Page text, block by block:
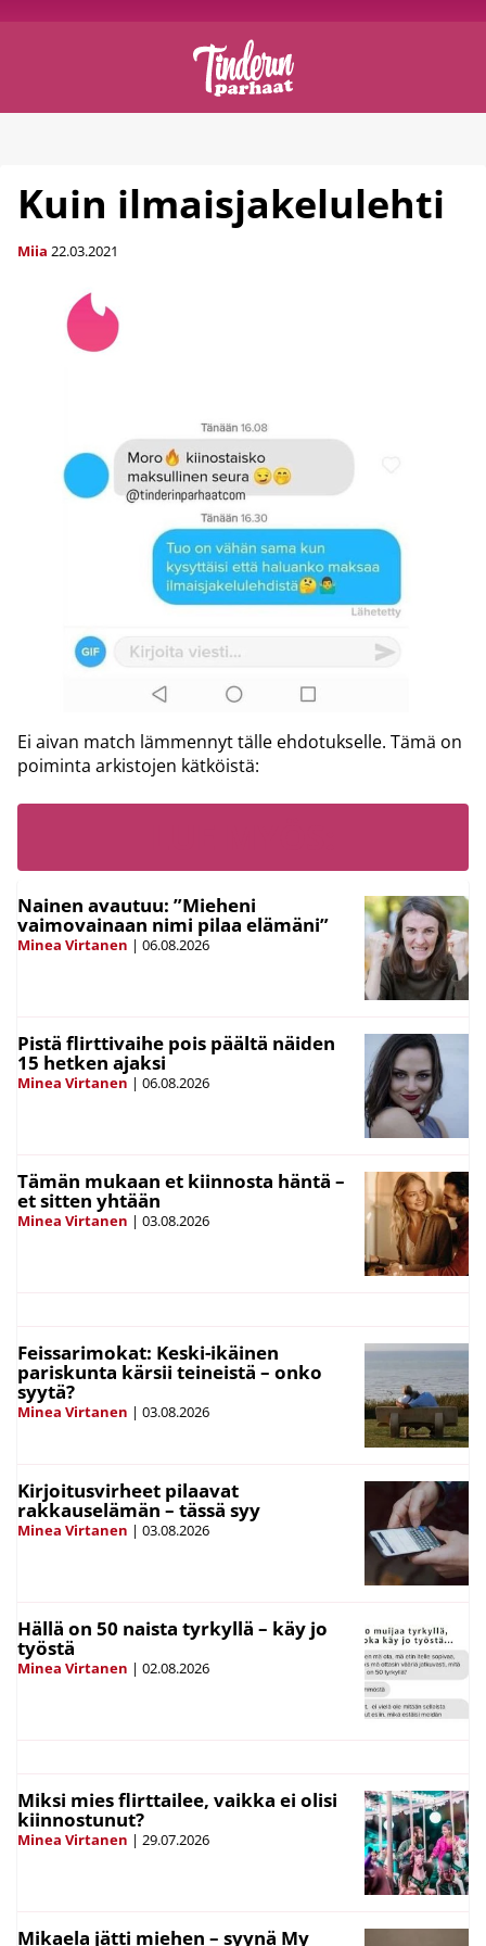
Kuin ilmaisjakelulehti
Miia 22.03.2021
Ei aivan match lämmennyt tälle ehdotukselle. Tämä on
poiminta arkistojen kätköistä:
Nainen avautuu: ”Mieheni
vaimovainaan nimi pilaa elämäni”
Minea Virtanen | 06.08.2026
Pistä flirttivaihe pois päältä näiden
15 hetken ajaksi
Minea Virtanen | 06.08.2026
Tämän mukaan et kiinnosta häntä –
et sitten yhtään
Minea Virtanen | 03.08.2026
Feissarimokat: Keski-ikäinen
pariskunta kärsii teineistä – onko
syytä?
Minea Virtanen | 03.08.2026
Kirjoitusvirheet pilaavat
rakkauselämän – tässä syy
Minea Virtanen | 03.08.2026
Hällä on 50 naista tyrkyllä – käy jo
työstä
Minea Virtanen | 02.08.2026
Miksi mies flirttailee, vaikka ei olisi
kiinnostunut?
Minea Virtanen | 29.07.2026
Mikaela jätti miehen – syynä My